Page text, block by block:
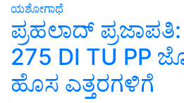
ಯಶೋಗಾಥೆ
ಪ್ರಹಲಾದ್
275 DI TU PP
ಹೊಸ ಎತ್ತರಗಳಿಗೆ